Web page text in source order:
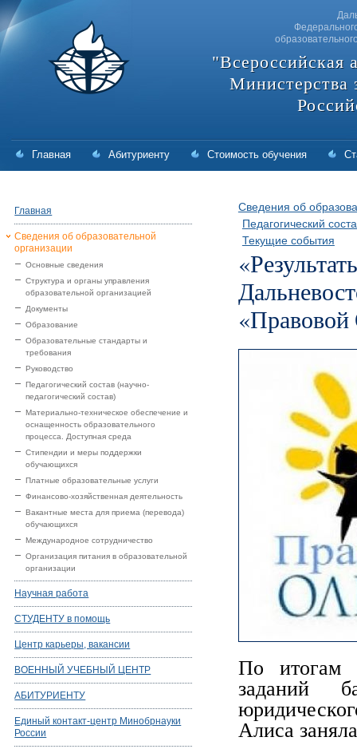
"Всероссийская
Министерства
Главная Абитуриенту Стоимость обучения
Главная
Сведения об образовательной
организации
Основные сведения
Структура и органы управления
образовательной организацией
Документы
Образование
Образовательные стандарты и
требования
Руководство
Педагогический состав (научно-
педагогический состав)
Материально-техническое обеспечение и
оснащенность образовательного
процесса. Доступная среда
Стипендии и меры поддержки
обучающихся
Платные образовательные услуги
Финансово-хозяйственная деятельность
Вакантные места для приема (перевода)
обучающихся
Международное сотрудничество
Организация питания в образовательной
организации
Научная работа
СТУДЕНТУ в помощь
Центр карьеры, вакансии
ВОЕННЫЙ УЧЕБНЫЙ ЦЕНТР
АБИТУРИЕНТУ
Единый контакт-центр Минобрнауки
России
Сведения об
Педагогический
Текущие события
По итогам
заданий
Алиса